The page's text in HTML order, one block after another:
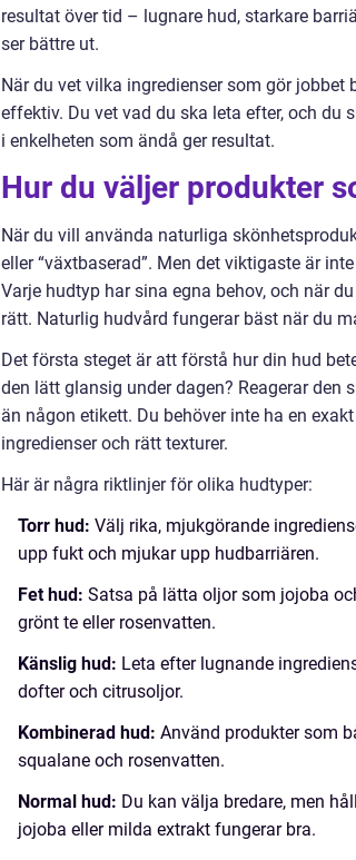
resultat över tid – lugnare hud, starkare
ser bättre ut.
När du vet vilka ingredienser som gör
effektiv. Du vet vad du ska leta efter, och du
i enkelheten som ändå ger resultat.
Hur du väljer produkter
När du vill använda naturliga
eller “växtbaserad”. Men det viktigaste är
Varje hudtyp har sina egna behov, och när
rätt. Naturlig hudvård fungerar bäst när du
Det första steget är att förstå hur din hud
den lätt glansig under dagen? Reagerar den
än någon etikett. Du behöver inte ha en
ingredienser och rätt texturer.
Här är några riktlinjer för olika hudtyper:
Torr hud: Välj rika, mjukgörande
upp fukt och mjukar upp hudbarriären.
Fet hud: Satsa på lätta oljor som jojoba
grönt te eller rosenvatten.
Känslig hud: Leta efter lugnande
dofter och citrusoljor.
Kombinerad hud: Använd produkter som
squalane och rosenvatten.
Normal hud: Du kan välja bredare, men
jojoba eller milda extrakt fungerar bra.